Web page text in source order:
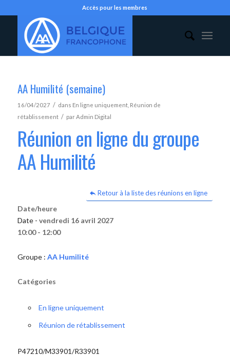
Accès pour les membres
AA Humilité (semaine)
16/04/2027 / dans En ligne uniquement, Réunion de
rétablissement / parAdmin Digital
Réunion en ligne du groupe
AA Humilité
Retour à la liste des réunions en ligne
Date/heure
Date - vendredi 16 avril 2027
10:00 - 12:00
Groupe : AA Humilité
Catégories
En ligne uniquement
Réunion de rétablissement
P47210/M33901/R33901